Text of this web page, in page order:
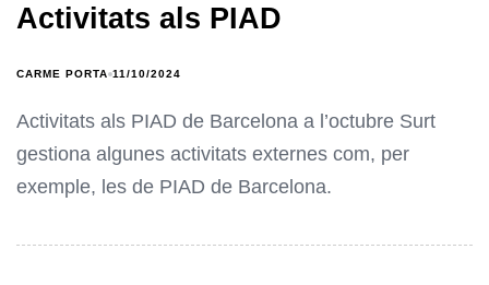
Activitats als PIAD
CARME PORTA 11/10/2024
Activitats als PIAD de Barcelona a l’octubre Surt
gestiona algunes activitats externes com, per
exemple, les de PIAD de Barcelona.